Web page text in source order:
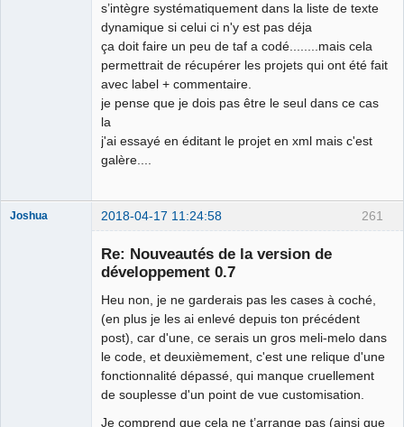
s’intègre systématiquement dans la liste de texte
dynamique si celui ci n'y est pas déja
ça doit faire un peu de taf a codé........mais cela
permettrait de récupérer les projets qui ont été fait
avec label + commentaire.
je pense que je dois pas être le seul dans ce cas
la
j'ai essayé en éditant le projet en xml mais c'est
galère....
261
Joshua 2018-04-17 11:24:58
Re: Nouveautés de la version de
développement 0.7
Heu non, je ne garderais pas les cases à coché,
(en plus je les ai enlevé depuis ton précédent
post), car d'une, ce serais un gros meli-melo dans
le code, et deuxièmement, c'est une relique d'une
fonctionnalité dépassé, qui manque cruellement
de souplesse d'un point de vue customisation.
Je comprend que cela ne t’arrange pas (ainsi que